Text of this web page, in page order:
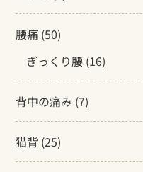
腰痛 (50)
ぎっくり腰 (16)
背中の痛み (7)
猫背 (25)